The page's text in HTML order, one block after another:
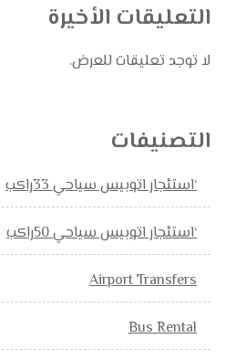
التعليقات الأخيرة
لا توجد تعليقات للعرض.
التصنيفات
‘استئجار اتوبيس سياحي 33راكب
‘استئجار اتوبيس سياحي 50راكب
Airport Transfers
Bus Rental